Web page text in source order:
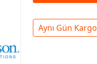
Aynı Gün Kargo